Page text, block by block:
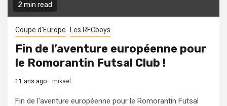
2 min read
Coupe d'Europe Les RFCboys
Fin de l’aventure européenne pour
le Romorantin Futsal Club !
11 ans ago mikael
Fin de l'aventure européenne pour le Romorantin Futsal